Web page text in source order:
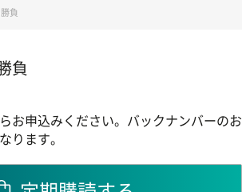
負
負
お申込みください。バックナンバーのお
ります。